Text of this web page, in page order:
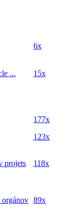
6x
... 15x
177x
123x
projets
118x
89x